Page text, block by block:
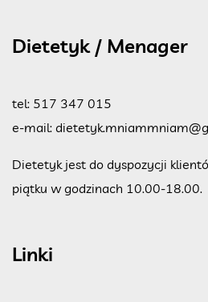
Dietetyk / Menager
tel: 517 347 015
e-mail:
Dietetyk jest do dyspozycji
piątku w godzinach 10.00-18.00.
Linki